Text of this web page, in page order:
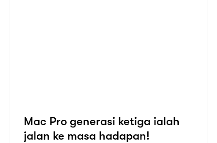
Mac Pro generasi ketiga ialah
jalan ke masa hadapan!